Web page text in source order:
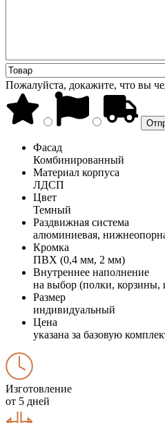
Пожалуйста, докажите, что вы
Фасад
Комбинированный
Материал корпуса
ЛДСП
Цвет
Темный
Раздвижная система
алюминиевая,
Кромка
ПВХ (0,4 мм, 2 мм)
Внутреннее наполнение
на выбор (полки, корзины,
Размер
индивидуальный
Цена
указана за базовую
Изготовление
от 5 дней